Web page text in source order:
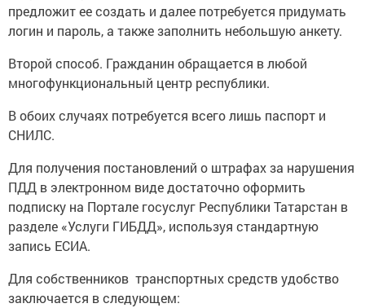
предложит ее создать и далее потребуется придумать
логин и пароль, а также заполнить небольшую анкету.
Второй способ. Гражданин обращается в любой
многофункциональный центр республики.
В обоих случаях потребуется всего лишь паспорт и
СНИЛС.
Для получения постановлений о штрафах за нарушения
ПДД в электронном виде достаточно оформить
подписку на Портале госуслуг Республики Татарстан в
разделе «Услуги ГИБДД», используя стандартную
запись ЕСИА.
Для собственников транспортных средств удобство
заключается в следующем: